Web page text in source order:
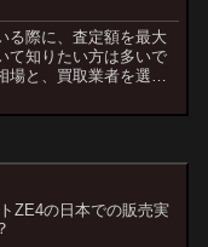
る際に、査定額を最大
て知りたい方は多いで
と、買取業者を選ぶ
ZE4の日本での販売実